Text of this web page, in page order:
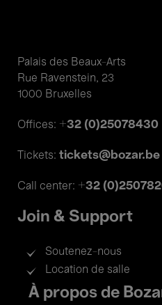
Palais des Beaux-Arts
Rue Ravenstein, 23
1000 Bruxelles
Offices: +32 (0)25078430
Tickets: tickets@bozar.be
Call center: +32
Join & Support
Soutenez-nous
Location de salle
Footer
menu
À propos de